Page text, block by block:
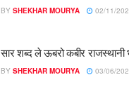
BY SHEKHAR MOURYA 02/11/
सार शब्द ले ऊबरो कबीर
BY SHEKHAR MOURYA 03/06/